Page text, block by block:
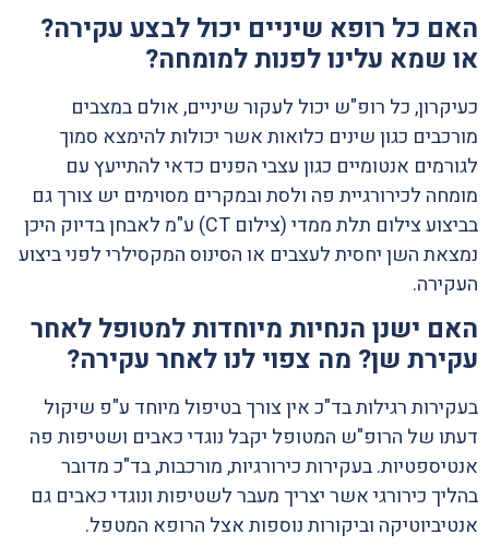
האם כל רופא שיניים יכול לבצע עקירה?
או שמא עלינו לפנות למומחה?
כעיקרון, כל רופ"ש יכול לעקור שיניים, אולם במצבים
מורכבים כגון שינים כלואות אשר יכולות להימצא סמוך
לגורמים אנטומיים כגון עצבי הפנים כדאי להתייעץ עם
מומחה לכירורגיית פה ולסת ובמקרים מסוימים יש צורך גם
בביצוע צילום תלת ממדי (צילום CT) ע"מ לאבחן בדיוק היכן
נמצאת השן יחסית לעצבים או הסינוס המקסילרי לפני ביצוע
העקירה.
האם ישנן הנחיות מיוחדות למטופל לאחר
עקירת שן? מה צפוי לנו לאחר עקירה?
בעקירות רגילות בד"כ אין צורך בטיפול מיוחד ע"פ שיקול
דעתו של הרופ"ש המטופל יקבל נוגדי כאבים ושטיפות פה
אנטיספטיות. בעקירות כירורגיות, מורכבות, בד"כ מדובר
בהליך כירורגי אשר יצריך מעבר לשטיפות ונוגדי כאבים גם
אנטיביוטיקה וביקורות נוספות אצל הרופא המטפל.